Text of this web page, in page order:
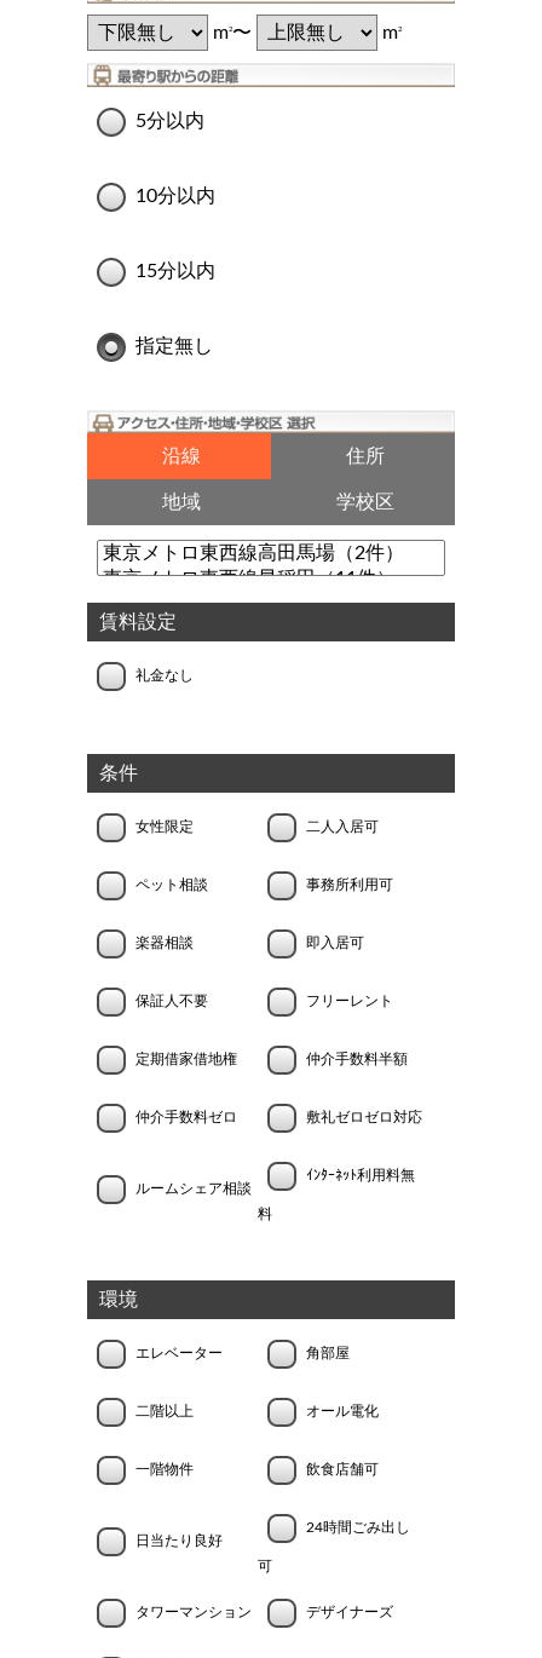
m2〜 m2
5分以内
10分以内
15分以内
指定無し
沿線 住所
地域 学校区
賃料設定
礼金なし
条件
女性限定 二人入居可
ペット相談 事務所利用可
楽器相談 即入居可
保証人不要 フリーレント
定期借家借地権 仲介手数料半額
仲介手数料ゼロ 敷礼ゼロゼロ対応
ルームシェア相談
ｲﾝﾀｰﾈｯﾄ利用料無
料
環境
エレベーター 角部屋
二階以上 オール電化
一階物件 飲食店舗可
日当たり良好
24時間ごみ出し
可
タワーマンション デザイナーズ